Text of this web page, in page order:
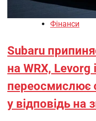
Фінанси
Subaru
на WRX, Levorg
переосмислює
у відповідь на